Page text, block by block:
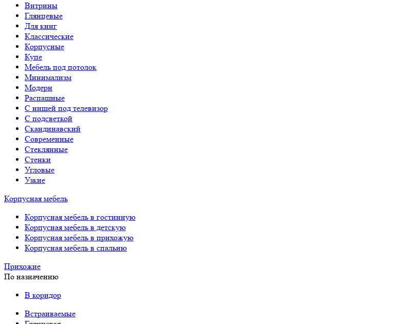
Витрины
Глянцевые
Для книг
Классические
Корпусные
Купе
Мебель под потолок
Минимализм
Модерн
Распашные
С нишей под телевизор
С подсветкой
Скандинавский
Современные
Стеклянные
Стенки
Угловые
Узкие
Корпусная мебель
Корпусная мебель в гостинную
Корпусная мебель в детскую
Корпусная мебель в прихожую
Корпусная мебель в спальню
Прихожие
По назначению
В коридор
Встраиваемые